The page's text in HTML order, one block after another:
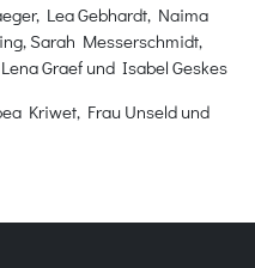
Lea Gebhardt, Naima
Sarah Messerschmidt,
Graef und Isabel Geskes
Kriwet, Frau Unseld und